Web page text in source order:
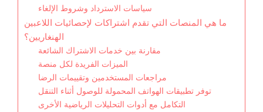
سياسات الاسترداد وشروط الإلغاء
ما هي المنصات التي تقدم اشتراكات لإحصائيات اللاعبين
الهنغاريين؟
مقارنة بين خدمات الاشتراك الشائعة
الميزات الفريدة لكل منصة
مراجعات المستخدمين وتقييمات الرضا
توفر تطبيقات الهواتف المحمولة للوصول أثناء التنقل
التكامل مع أدوات التحليلات الرياضية الأخرى